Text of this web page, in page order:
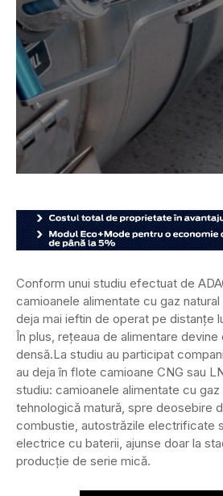
Conform unui studiu efectuat de
camioanele alimentate cu gaz
deja mai ieftin de operat pe distanțe
În plus, rețeaua de alimentare devine
densă.La studiu au participat
au deja în flote camioane CNG sau
studiu: camioanele alimentate cu
tehnologică matură, spre deosebire
combustie, autostrăzile electrificate
electrice cu baterii, ajunse doar la
producție de serie mică.